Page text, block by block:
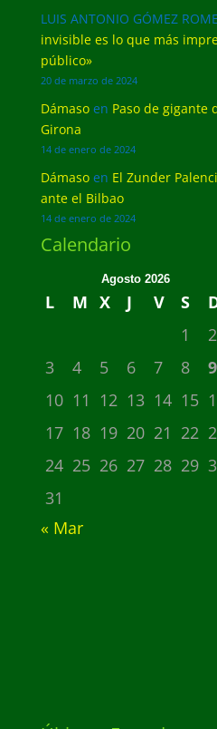
LUIS ANTONIO GÓMEZ
invisible es lo que más
público»
20 de marzo de 2024
Dámasoen Paso de gigante
Girona
14 de enero de 2024
Dámasoen El Zunder
ante el Bilbao
14 de enero de 2024
Calendario
Agosto 2026
L M X J V S
1
2
3
4 5 6 7 8
9
10 11 12 13 14 15
17 18 19 20 21 22
24 25 26 27 28 29
31
« Mar